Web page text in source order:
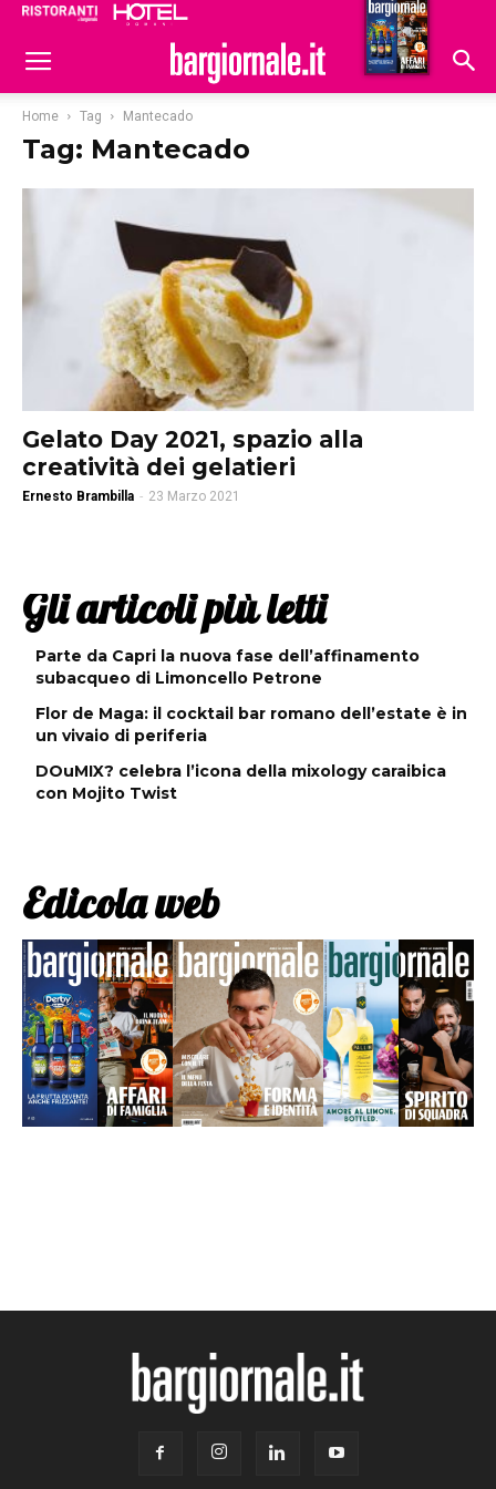
Hoteldomani
Home Tag Mantecado
Tag: Mantecado
Gelato Day 2021, spazio alla
creatività dei gelatieri
Ernesto Brambilla - 23 Marzo 2021
Gli articoli più letti
Parte da Capri la nuova fase dell’affinamento
subacqueo di Limoncello Petrone
Flor de Maga: il cocktail bar romano dell’estate è in
un vivaio di periferia
DOuMIX? celebra l’icona della mixology caraibica
con Mojito Twist
Edicola web